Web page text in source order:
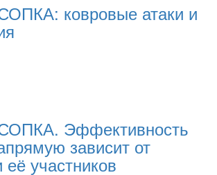
ковровые атаки и
Эффективность
зависит от
её участников